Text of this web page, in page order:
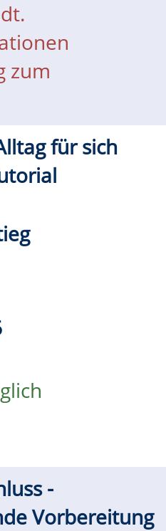
zum
für sich
-
Vorbereitung